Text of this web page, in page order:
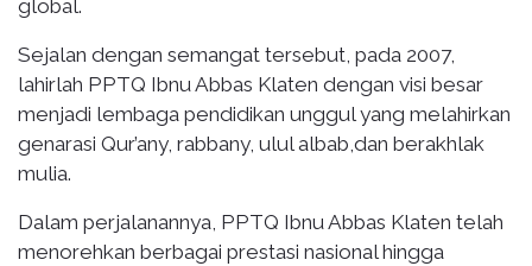
global.
Sejalan dengan semangat tersebut, pada 2007,
lahirlah PPTQ Ibnu Abbas Klaten dengan visi besar
menjadi lembaga pendidikan unggul yang melahirkan
genarasi Qur’any, rabbany, ulul albab,dan berakhlak
mulia.
Dalam perjalanannya, PPTQ Ibnu Abbas Klaten telah
menorehkan berbagai prestasi nasional hingga